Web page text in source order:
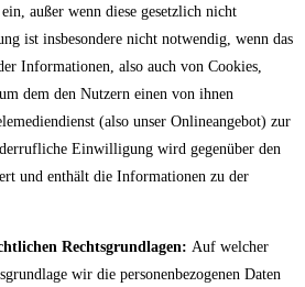
außer wenn diese gesetzlich nicht
ist insbesondere nicht notwendig, wenn das
Informationen, also auch von Cookies,
dem den Nutzern einen von ihnen
(also unser Onlineangebot) zur
Einwilligung wird gegenüber den
und enthält die Informationen zu der
Rechtsgrundlagen: Auf welcher
wir die personenbezogenen Daten